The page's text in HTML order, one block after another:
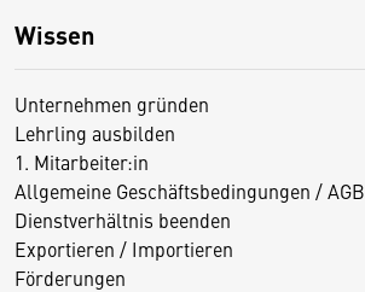
Wissen
Unternehmen gründen
Lehrling ausbilden
1. Mitarbeiter:in
Allgemeine Geschäftsbedingungen / AGB
Dienstverhältnis beenden
Exportieren / Importieren
Förderungen